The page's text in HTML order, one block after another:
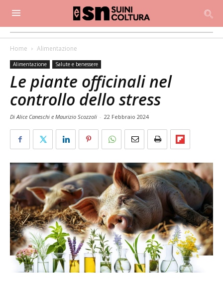
Home Alimentazione
Alimentazione Salute e benessere
Le piante officinali nel
controllo dello stress
Di Alice Caneschi e Maurizio Scozzoli - 22 Febbraio 2024